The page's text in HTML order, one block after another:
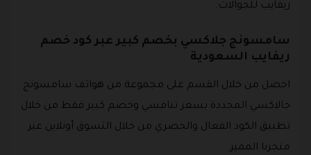
ريفايب للجوالات.
سامسونج جلاكسي بخصم كبير عبر كود خصم
ريفايب السعودية
احصل من خلال القسم على مجموعة من هواتف سامسونج
جالاكسي المجددة بسعر تنافسي وخصم كبير فقط من خلال
تطبيق الكود الفعال والحصري من خلال التسوق أونلاين عبر
متجرنا المميز.